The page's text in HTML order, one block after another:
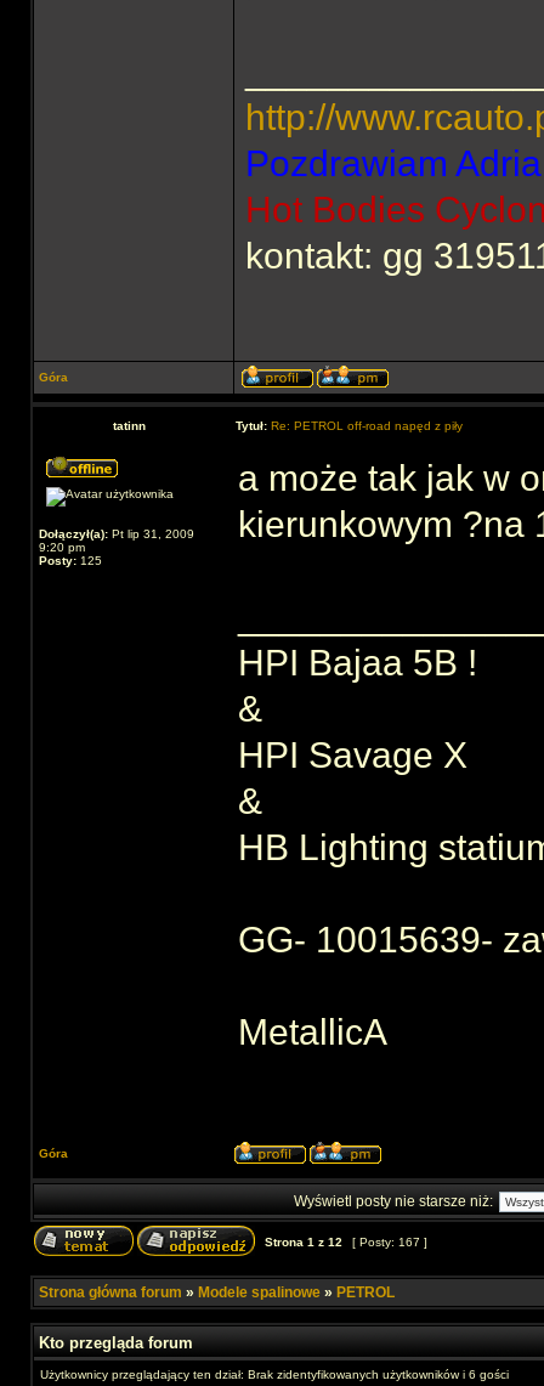
http://
Pozdrawiam
Hot Bodies
kontakt: gg
Góra
tatinn Tytuł: Re: PETROL off-road napęd z piły
Dołączył(a): Pt lip 31, 2009
9:20 pm
Posty: 125
a może tak jak w
kierunkowym ?na
HPI Bajaa 5B !
&
HPI Savage X
&
HB Lighting
GG- 10015639-
MetallicA
Góra
Wyświetl posty nie starsze niż:
Strona 1 z 12 [ Posty: 167 ]
Strona główna forum » Modele spalinowe » PETROL
Kto przegląda forum
Użytkownicy przeglądający ten dział: Brak zidentyfikowanych użytkowników i 6 gości